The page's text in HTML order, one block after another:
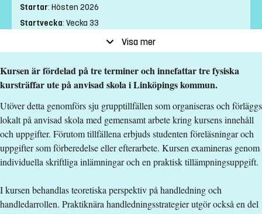
Startar: Hösten 2026
Startvecka: Vecka 33
Ort:Linköping
Studietakt:Tiondelsfart
Nivå:Avancerad nivå
Studieform
Campusförlagd
Undervisningstid :Eftermiddagstid
Undervisningsspråk:Svenska
Anmälningskod:LIU-27533
Antal platser:80
Särskilda förkunskapskrav
Visa mer
Kursen är fördelad på tre terminer och innefattar tre fysiska
kursträffar ute på anvisad skola i Linköpings kommun.
Utöver detta genomförs sju grupptillfällen som organiseras och förläggs
lokalt på anvisad skola med gemensamt arbete kring kursens innehåll
och uppgifter. Förutom tillfällena erbjuds studenten föreläsningar och
uppgifter som förberedelse eller efterarbete. Kursen examineras genom
individuella skriftliga inlämningar och en praktisk tillämpningsuppgift.
I kursen behandlas teoretiska perspektiv på handledning och
handledarrollen. Praktiknära handledningsstrategier utgör också en del